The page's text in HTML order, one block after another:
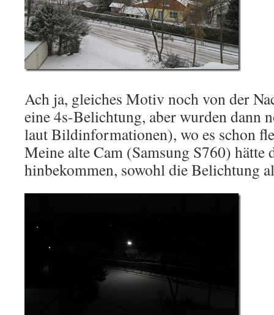
Ach ja, gleiches Motiv noch von der
eine 4s-Belichtung, aber wurden dann
laut Bildinformationen), wo es schon
Meine alte Cam (Samsung S760) hätte
hinbekommen, sowohl die Belichtung